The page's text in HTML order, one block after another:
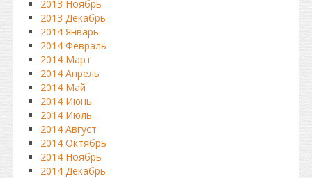
2013 Ноябрь
2013 Декабрь
2014 Январь
2014 Февраль
2014 Март
2014 Апрель
2014 Май
2014 Июнь
2014 Июль
2014 Август
2014 Октябрь
2014 Ноябрь
2014 Декабрь